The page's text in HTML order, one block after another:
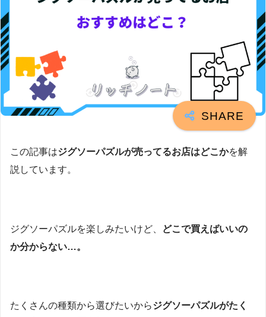
この記事はジグソーパズルが売ってるお店はどこかを解
説しています。
ジグソーパズルを楽しみたいけど、
どこで買えばいいの
か分からない…。
たくさんの種類から選びたいからジグソーパズルがたく